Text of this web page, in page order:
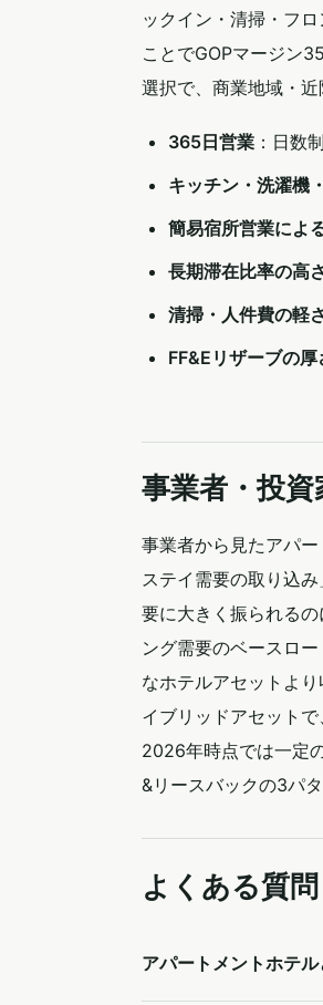
ックイン・清掃・フ
ことでGOPマージン
選択で、商業地域・近
365日営業 ：日数
キッチン・洗濯機
簡易宿所営業によ
長期滞在比率の高
清掃・人件費の軽
FF&Eリザーブの厚
事業者・投
事業者から見たアパ
ステイ需要の取り込
要に大きく振られる
ング需要のベースロ
なホテルアセットよ
イブリッドアセット
2026年時点では一定
&リースバックの3パ
よくある質問
アパートメントホテル